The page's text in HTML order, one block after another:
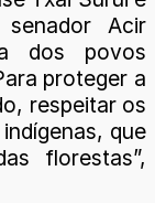
Acir
dos povos
proteger a
respeitar os
que
florestas”,